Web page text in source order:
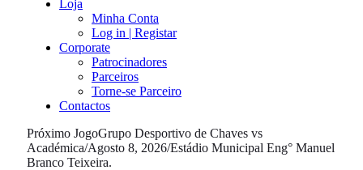
Loja
Minha Conta
Log in | Registar
Corporate
Patrocinadores
Parceiros
Torne-se Parceiro
Contactos
Próximo JogoGrupo Desportivo de Chaves vs
Académica/Agosto 8, 2026/Estádio Municipal Eng° Manuel
Branco Teixeira.